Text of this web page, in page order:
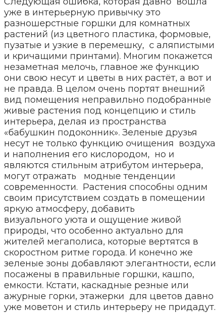
уже в интерьерную привычку это
разношерстные горшки для комнатных
растений (из цветного пластика, формовые,
пузатые и узкие в перемешку, с аляпистыми
и кричащими принтами). Многим покажется
незаметная мелочь, главное же функцию
они свою несут и цветы в них растёт, а вот и
не правда. В целом очень портят внешний
вид помещения неправильно подобранные
живые растения под концепцию и стиль
интерьера, делая из пространства
«бабушкин подоконник». Зеленые друзья
несут не только функцию очищения воздуха
и наполнения его кислородом, но и
являются стильным атрибутом интерьера,
могут отражать модные тенденции
современности. Растения способны одним
своим присутствием создать в помещении
яркую атмосферу, добавить
визуального уюта и ощущение живой
природы, что особенно актуально для
жителей мегаполиса, которые вертятся в
скоростном ритме города. И конечно же
зеленые зоны добавляют элегантности, если
посажены в правильные горшки, кашпо,
емкости. Кстати, каскадные резные или
ажурные горки, этажерки для цветов давно
уже моветон и стиль интерьеру не придадут.